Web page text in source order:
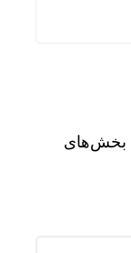
بخش‌های